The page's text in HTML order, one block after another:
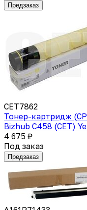
Предзаказ
CET7862
Тонер-картридж
Bizhub C458 (CET)
4 675 ₽
Под заказ
Предзаказ